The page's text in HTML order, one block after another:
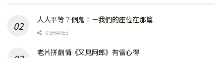
人人平等？個鬼！－我們的座位在那篇
0 SHARES
老片拼劇情《又見阿郎》有雷心得